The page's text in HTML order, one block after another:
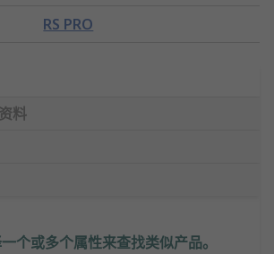
RS PRO
料
个或多个属性来查找类似产品。